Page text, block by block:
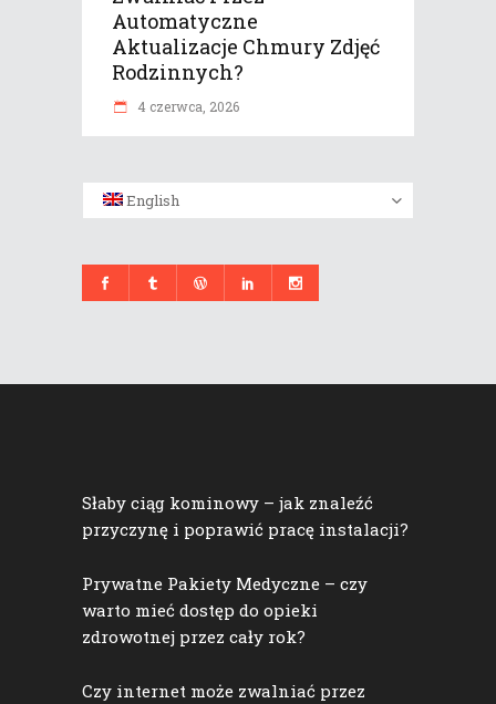
Automatyczne
Aktualizacje Chmury Zdjęć
Rodzinnych?
4 czerwca, 2026
English
Słaby ciąg kominowy – jak znaleźć
przyczynę i poprawić pracę instalacji?
Prywatne Pakiety Medyczne – czy
warto mieć dostęp do opieki
zdrowotnej przez cały rok?
Czy internet może zwalniać przez